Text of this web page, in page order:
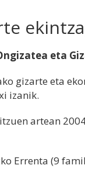
eta
gizarte eta
izanik.
artean
Errenta (9